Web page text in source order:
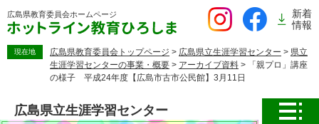
ー
す。
広島県教育委員会ホームページ
新着
情報
現在地 広島県教育委員会トップページ > 広島県立生涯学習センター > 県立
生涯学習センターの事業・概要 > アーカイブ資料 >
「親プロ」講座
の様子 平成24年度【広島市古市公民館】3月11日
広島県立生涯学習センター